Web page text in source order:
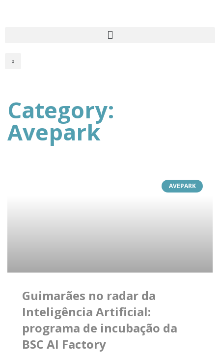
Category:
Avepark
AVEPARK
Guimarães no radar da
Inteligência Artificial:
programa de incubação da
BSC AI Factory